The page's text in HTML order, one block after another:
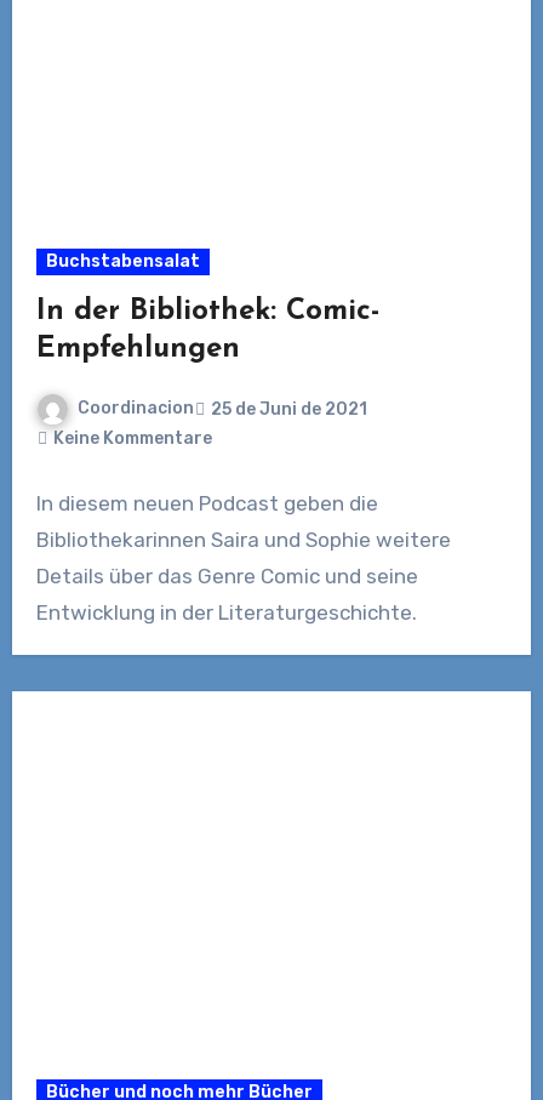
Buchstabensalat
In der Bibliothek: Comic-
Empfehlungen
Coordinacion
25 de Juni de 2021
Keine Kommentare
In diesem neuen Podcast geben die
Bibliothekarinnen Saira und Sophie weitere
Details über das Genre Comic und seine
Entwicklung in der Literaturgeschichte.
Bücher und noch mehr Bücher